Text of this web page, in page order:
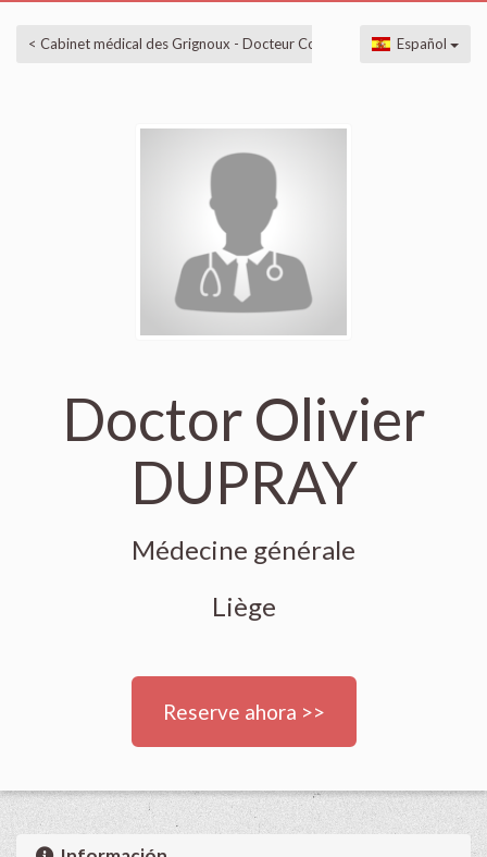
< Cabinet médical des Grignoux - Docteur Counet Español
Doctor Olivier
DUPRAY
Médecine générale
Liège
Reserve ahora >>